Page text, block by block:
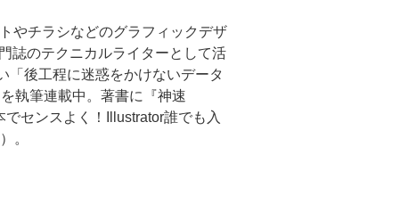
やチラシなどのグラフィックデザ
誌のテクニカルライターとして活
「後工程に迷惑をかけないデータ
執筆連載中。著書に『神速
センスよく！Illustrator誰でも入
。